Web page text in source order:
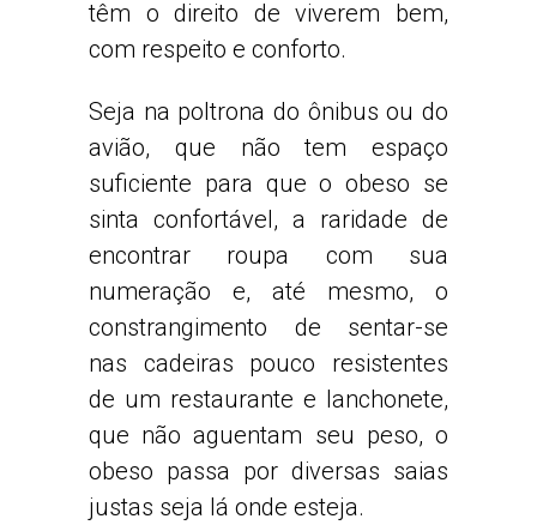
têm o direito de viverem bem,
com respeito e conforto.
Seja na poltrona do ônibus ou do
avião, que não tem espaço
suficiente para que o obeso se
sinta confortável, a raridade de
encontrar roupa com sua
numeração e, até mesmo, o
constrangimento de sentar-se
nas cadeiras pouco resistentes
de um restaurante e lanchonete,
que não aguentam seu peso, o
obeso passa por diversas saias
justas seja lá onde esteja.